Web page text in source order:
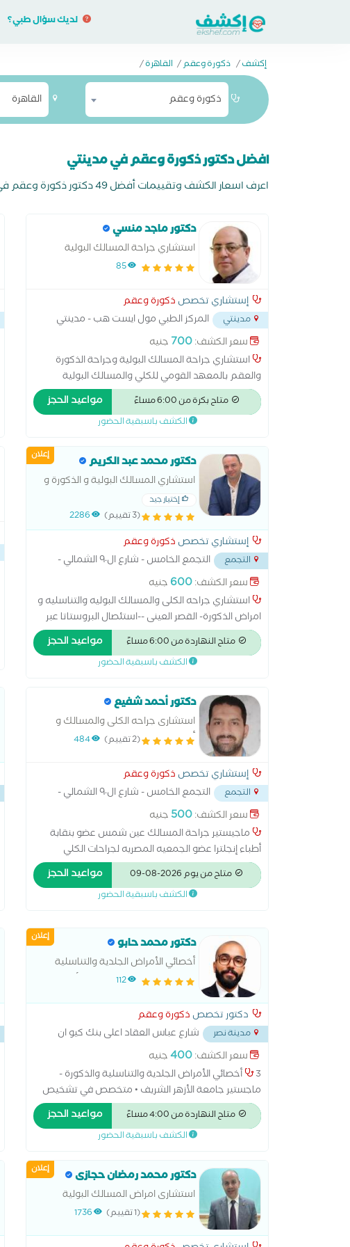
لديك سؤال طبي؟
إكشف/ ذكورة وعقم/ القاهرة/
ذكورة وعقم القاهرة
افضل دكتور ذكورة وعقم في مدينتي
اعرف اسعار الكشف وتقييمات أفضل 49 دكتور ذكورة وعقم في مدينتي واحجز اونلاين مجانا وادفع في العيادة
دكتور ماجد منسي
استشاري جراحة المسالك البولية
وجراحة الذكورة والعقم بالمعهد
بالقاهرة
85
إستشاري تخصص ذكورة وعقم
مدينتي
المركز الطبي مول ايست هب - مدينتي
سعر الكشف:700 جنيه
استشاري جراحة المسالك البولية وجراحة الذكورة
والعقم بالمعهد القومي للكلي والمسالك البولية
بالقاهرة زمالة كلية الجراحين الملكية بإنجلترا ادنبرا
ماجستير جراحة المسالك القصر العيني
متاح بكرة من 6:00 مساءً مواعيد الحجز
الكشف باسبقية الحضور
إعلان دكتور محمد عبد الكريم
استشاري المسالك البولية و الذكورة و
العقم و الضعف الجنسي- القصر العينى
إختيار جيد
(3 تقييم) 2286
إستشاري تخصص ذكورة وعقم
التجمع
التجمع الخامس - شارع ال٩٠ الشمالي -
خلف المستشفي الجوي... سعر الكشف:600 جنيه
استشاري جراحه الكلى والمسالك البوليه والتناسليه و
امراض الذكورة- القصر العينى --استئصال البروستاتا عبر
الاحليل -استئصال الكليه -تفتيت الحصوات -عملية
البروستاتا بالليزر -عمليه دوالى الخصية -اضطرابات
البروستاتا -اضطرابات القضيب -الخصوبة - الضعف الجنسى
-علاج سرعة القذف -فحص قبل الزواج -علاج امراض
البروستاتا وحسوات المسالك البوليه بدون جراحة -علاج
حصوات الكلى والمسالك بالليزر
متاح النهاردة من 6:00 مساءً مواعيد الحجز
الكشف باسبقية الحضور
دكتور أحمد شفيع
استشارى جراحه الكلى والمسالك و
أمراض الذكوره والعقم.
(2 تقييم) 484
إستشاري تخصص ذكورة وعقم
التجمع
التجمع الخامس - شارع ال٩٠ الشمالي -
خلف المستشفي الجوي... سعر الكشف:500 جنيه
ماجيستير جراحة المسالك عين شمس عضو بنقابة
أطباء إنجلترا عضو الجمعيه المصريه لجراحات الكلي
والمسالك البوليه عضو الجمعيه الاوروبيه للمسالك
البوليه استشاري جراحة المسالك البوليه بالمعهد
القومي للكلي والمسالك البول و متخصص فى: - علاج
الشيخوخي للبروستاتا - علاج جميع أورام الكلى والحالب
والمثانة - علاج الضعف الجنسي وتأخر الإنجاب - علاج
السلس البولي عند السيدات
متاح من يوم 2026-08-09 مواعيد الحجز
الكشف باسبقية الحضور
إعلان دكتور محمد حابو
أخصائي الأمراض الجلدية والتناسلية
والذكورة – ماجستير جامعة الأزهر
112
دكتور تخصص ذكورة وعقم
مدينة نصر
شارع عباس العقاد اعلى بنك كيو ان
... سعر الكشف:400جنيه
3 أخصائي الأمراض الجلدية والتناسلية والذكورة -
ماجستير جامعة الأزهر الشريف • متخصص في تشخيص
وعلاج الأمراض الجلدية والتناسلية والذكورة، و أمراض
الشعر وتساقطه، مشاكل البشرة والعناية بها، حب
الشباب وآثاره، الأمراض المنقولة جنسيًا، ومشكلات
من الإجراءات التجميلية غير الجراحية باستخدام أحدث
الميزوثيرابي للشعر والبشرة. @ • جلسات النضارة وتجديد
البشرة. • . التقشير الكيميائي. 3 • علاج آثار حب الشباب
والتصبغات. • أحرص على تقديم رعاية طبية مبنية على
متاح النهاردة من 4:00 مساءً مواعيد الحجز
الكشف باسبقية الحضور
إعلان دكتور محمد رمضان حجازى
استشارى امراض المسالك البولية
(1 تقييم) 1736